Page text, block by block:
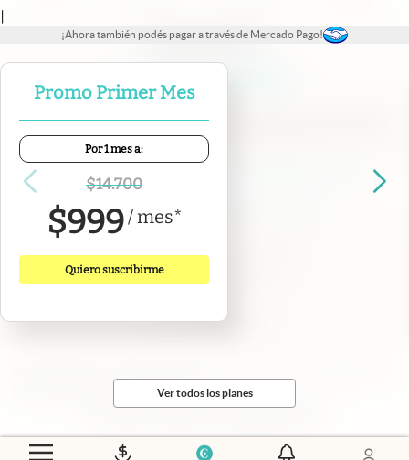
|
¡Ahora también podés pagar a través de Mercado Pago!
Promo Primer Mes
Por 1 mes a:
$14.700
$999/mes*
Quiero suscribirme
Ver todos los planes
abre en nueva pestaña
abre en nueva pestaña
abre en nueva pestaña
abre en nueva pestaña
abre en nueva pestaña
Portal de Proveedores
Todos los derechos reservados
Términos y condiciones
Consentimiento
propiedad intelectual: 56576959
N° de edición: 10.951 - 8 de agosto de 2026